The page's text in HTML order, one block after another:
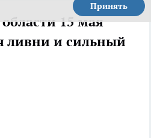
Принять
15 мая
ливни и сильный